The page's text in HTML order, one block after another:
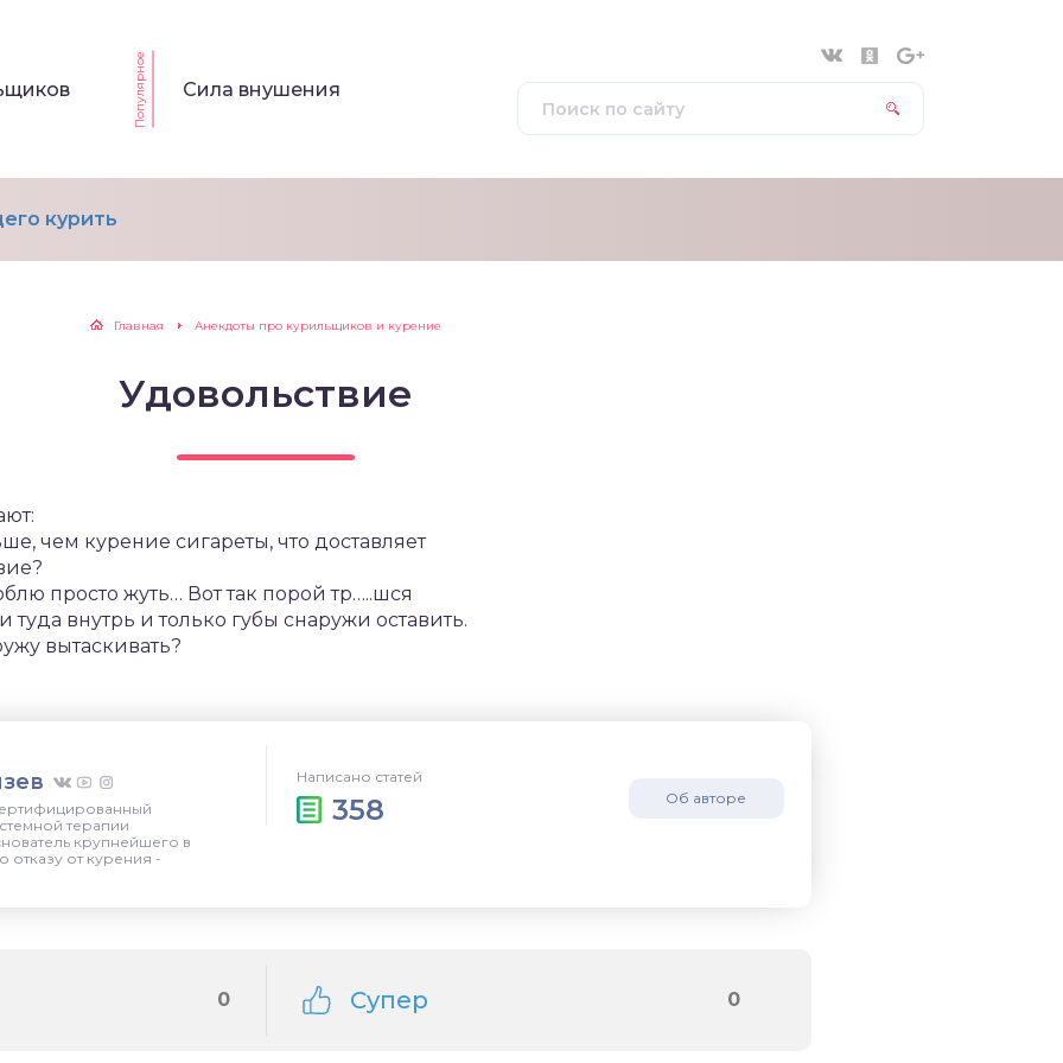
Популярное Сила внушения
курить
Главная Анекдоты про курильщиков и курение
Удовольствие
чем курение сигареты, что доставляет
просто жуть… Вот так порой тр…..шся
внутрь и только губы снаружи оставить.
вытаскивать?
терапии
крупнейшего в
отказу от курения -
Написано статей
358 Об авторе
0 Супер 0